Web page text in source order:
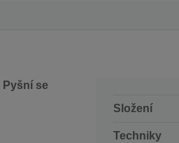
Pyšní se
Složení
Techniky